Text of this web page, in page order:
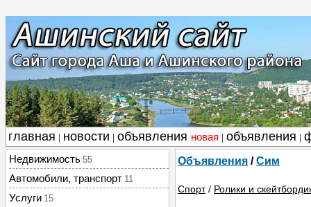
главная новости объявления новая объявления
Недвижимость 55
Автомобили, транспорт 11
Услуги 15
Объявления /Сим
Спорт/ Ролики и